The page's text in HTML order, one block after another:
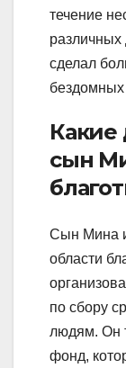
течение
различных
сделал
Какие
сын
Сын Мина
области
по сбору
людям. Он
фонд,